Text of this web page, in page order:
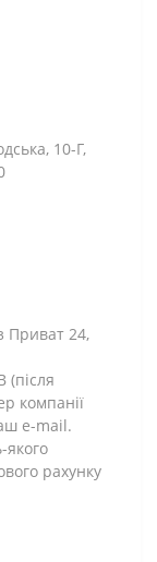
10-Г,
Приват 24,
(після
компанії
e-mail.
якого
рахунку